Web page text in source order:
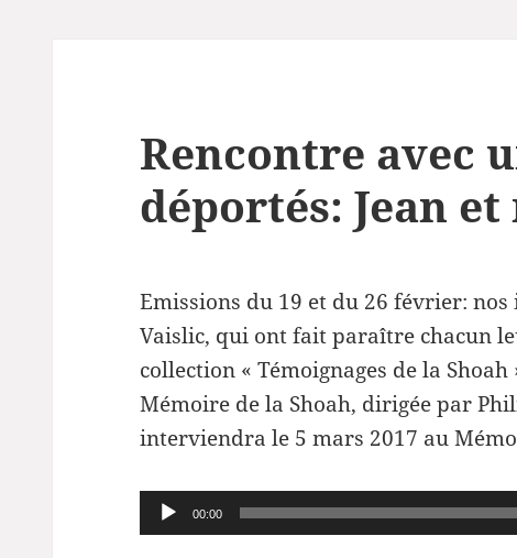
Rencontre avec
déportés: Jean
Emissions du 19 et du 26 février:
Vaislic, qui ont fait paraître chacun
collection « Témoignages de la
Mémoire de la Shoah, dirigée par
interviendra le 5 mars 2017 au
Lecteur
audio
00:00